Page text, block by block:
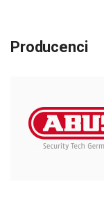
Producenci